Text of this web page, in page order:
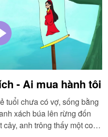
- Ai mua hành tôi
tuổi chưa có vợ, sống bằng
xách búa lên rừng đốn
anh trông thấy một con